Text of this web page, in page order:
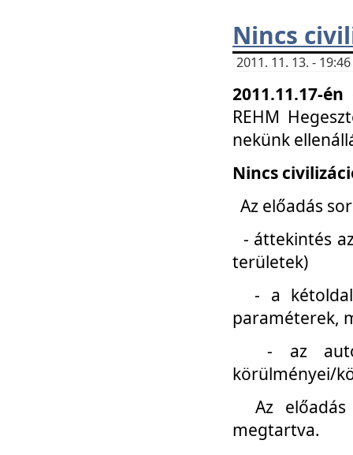
Nincs
2011. 11. 13. -
2011.11.17-
REHM
nekünk
Nincs
Az előadás
- áttekintés
területek)
- a kétoldali
paraméterek,
- az
körülményei/
Az
megtartva.